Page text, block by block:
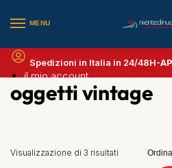
MENU
il mio account
Spedizioni in Italia in 24/48H-
oggetti vintage
Visualizzazione di 3 risultati